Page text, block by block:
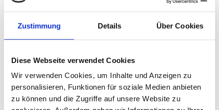
Zustimmung Details Über Cookies
Diese Webseite verwendet Cookies
Wir verwenden Cookies, um Inhalte und Anzeigen zu
personalisieren, Funktionen für soziale Medien anbieten
zu können und die Zugriffe auf unsere Website zu
gefährdet die Fortführung zahlreicher Projekte